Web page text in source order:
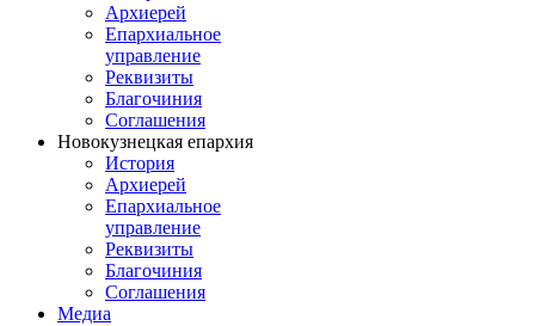
Архиерей
Епархиальное
управление
Реквизиты
Благочиния
Соглашения
Новокузнецкая епархия
История
Архиерей
Епархиальное
управление
Реквизиты
Благочиния
Соглашения
Медиа